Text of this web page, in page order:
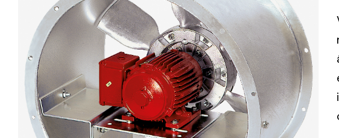
eléctrico.
Lighting and
Electrical
Equipment